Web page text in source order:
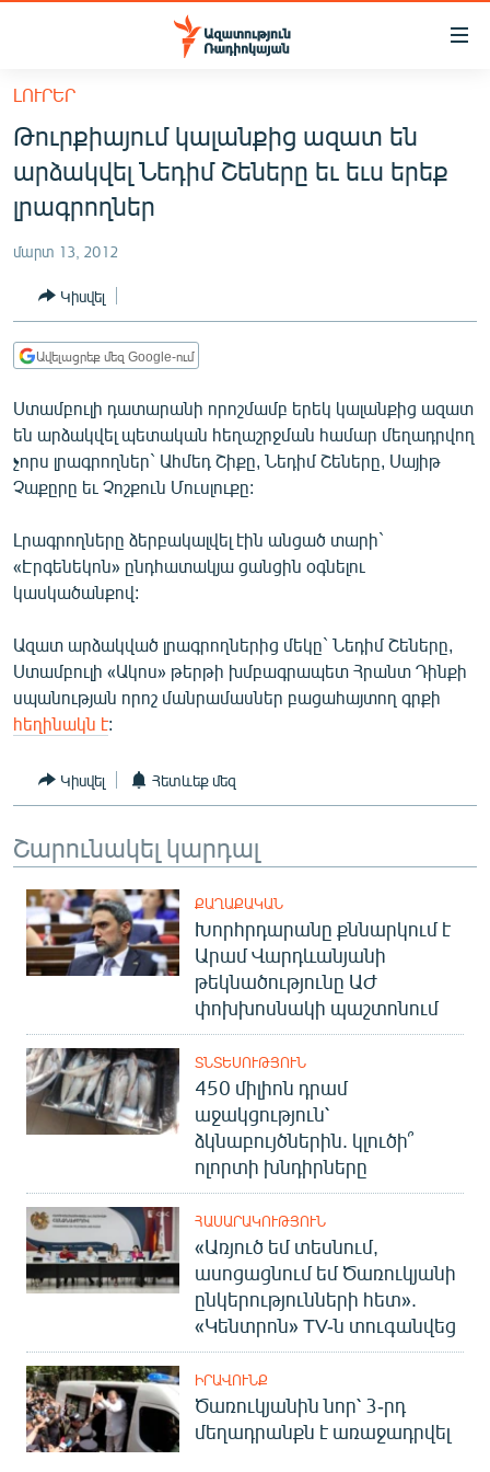
Մատչելիության
հիմնական
բովանդակությանը
Անցնել
հիմնական
մենյուին
ՀԱՅԱՍՏԱՆ
ՔԱՂԱՔԱԿԱՆ
ՀԱՍԱՐԱԿՈՒԹՅՈՒՆ
ՏՆՏԵՍՈՒԹՅՈՒՆ
ՊԱՏԵՐԱԶՄԻ 6 ՇԱԲԱԹՆԵՐԸ
ՏԱՐԱԾԱՇՐՋԱՆ
ՄՇԱԿՈՒՅԹ
ՍՊՈՐՏ
ՏՏ ԵՒ ԻՆՏԵՐՆԵՏ
ԿՈՐՈՆԱՎԻՐՈՒՍ
ՏԵՍԱՆՅՈՒԹԵՐ
ՁԳՏԵԼՈՎ ԼԱՎԱԳՈՒՅՆԻՆ
ՓՈԴՔԱՍԹ
Հայերեն
Русский
ՀԵՏԵՎԵՔ ՄԵԶ
«Ազատության» բոլոր կայքերը
ԼՈՒՐԵՐ
Թուրքիայում կալանքից ազատ են
արձակվել Նեդիմ Շեները եւ եւս երեք
լրագրողներ
մարտ 13, 2012
Կիսվել
Ավելացրեք մեզ Google-ում
Ստամբուլի դատարանի որոշմամբ երեկ կալանքից ազատ
են արձակվել պետական հեղաշրջման համար մեղադրվող
չորս լրագրողներ` Ահմեդ Շիքը, Նեդիմ Շեները, Սայիթ
Չաքըրը եւ Չոշքուն Մուսլուքը:
Լրագրողները ձերբակալվել էին անցած տարի`
«Էրգենեկոն» ընդհատակյա ցանցին օգնելու
կասկածանքով:
Ազատ արձակված լրագրողներից մեկը` Նեդիմ Շեները,
Ստամբուլի «Ակոս» թերթի խմբագրապետ Հրանտ Դինքի
սպանության որոշ մանրամասներ բացահայտող գրքի
հեղինակն է:
Կիսվել Հետևեք մեզ
Շարունակել կարդալ
ՔԱՂԱՔԱԿԱՆ
Խորհրդարանը քննարկում է
Արամ Վարդևանյանի
թեկնածությունը ԱԺ
փոխխոսնակի պաշտոնում
ՏՆՏԵՍՈՒԹՅՈՒՆ
450 միլիոն դրամ
աջակցություն՝
ձկնաբույծներին. կլուծի՞
ոլորտի խնդիրները
ՀԱՍԱՐԱԿՈՒԹՅՈՒՆ
«Առյուծ եմ տեսնում,
ասոցացնում եմ Ծառուկյանի
ընկերությունների հետ».
«Կենտրոն» TV-ն տուգանվեց
ԻՐԱՎՈՒՆՔ
Ծառուկյանին նոր՝ 3-րդ
մեղադրանքն է առաջադրվել